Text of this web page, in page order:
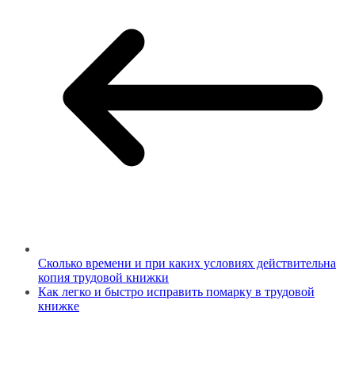
Сколько времени и при каких условиях действительна
копия трудовой книжки
Как легко и быстро исправить помарку в трудовой
книжке